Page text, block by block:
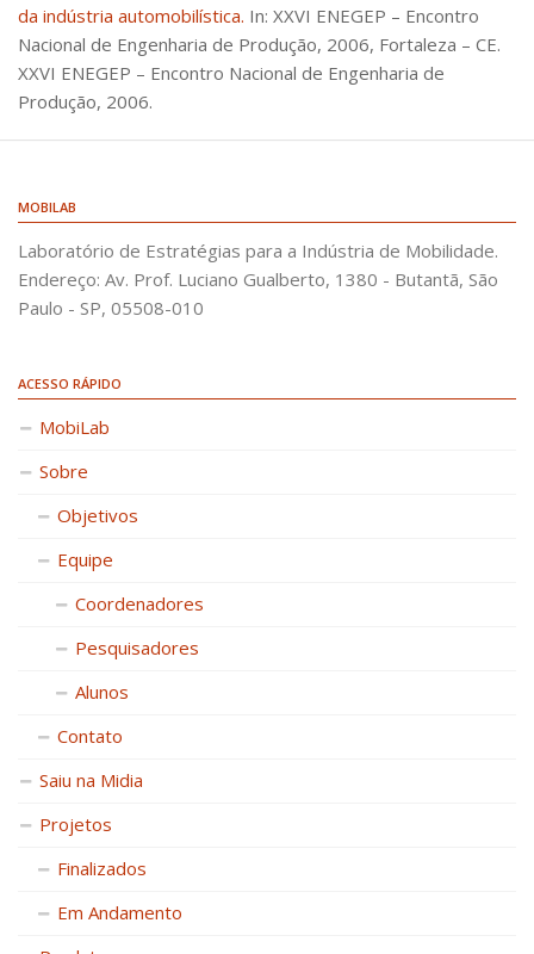
da indústria automobilística. In: XXVI ENEGEP – Encontro
Nacional de Engenharia de Produção, 2006, Fortaleza – CE.
XXVI ENEGEP – Encontro Nacional de Engenharia de
Produção, 2006.
MOBILAB
Laboratório de Estratégias para a Indústria de Mobilidade.
Endereço: Av. Prof. Luciano Gualberto, 1380 - Butantã, São
Paulo - SP, 05508-010
ACESSO RÁPIDO
MobiLab
Sobre
Objetivos
Equipe
Coordenadores
Pesquisadores
Alunos
Contato
Saiu na Midia
Projetos
Finalizados
Em Andamento